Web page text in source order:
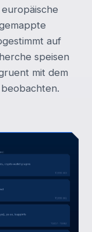
auf
speisen
mit dem